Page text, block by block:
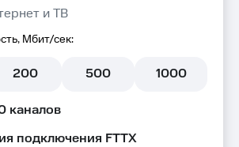
и ТВ
Мбит/сек:
200 500 1000
каналов
подключения FTTX